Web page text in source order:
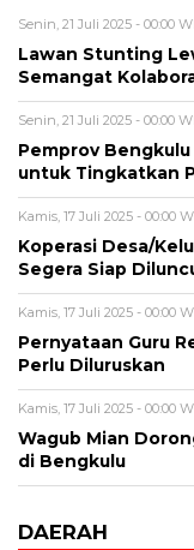
Senin, 21 Juli 2025 - 00:00
Lawan Stunting
Semangat
Senin, 21 Juli 2025 - 00:00
Pemprov
untuk Tingkatkan
Kamis, 17 Juli 2025 - 00:00
Koperasi Desa/
Segera Siap
Kamis, 17 Juli 2025 - 00:00
Pernyataan Guru
Perlu Diluruskan
Kamis, 17 Juli 2025 - 00:00
Wagub Mian
di Bengkulu
DAERAH